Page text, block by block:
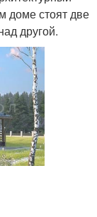
доме стоят две
другой.